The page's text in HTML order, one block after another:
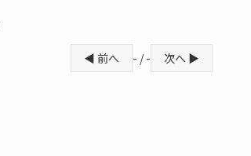
◀ 前へ - / - 次へ ▶